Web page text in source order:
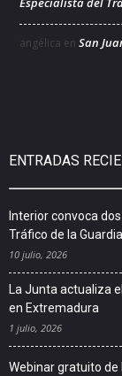
angélica en San
ENTRADAS
Interior convoca
Tráfico de la Guardia
10 julio, 2026
La Junta actualiza
en Extremadura
1 julio, 2026
Webinar gratuito de